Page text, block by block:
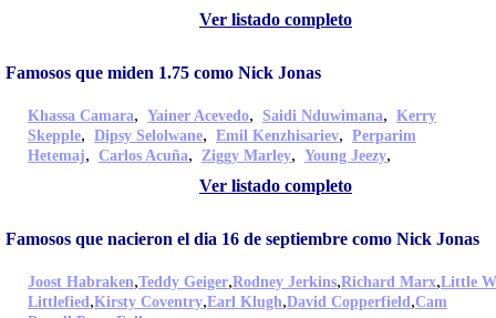
Ver listado completo
Famosos que miden 1.75 como Nick Jonas
Khassa Camara, Yainer Acevedo, Saidi Nduwimana, Kerry
Skepple, Dipsy Selolwane, Emil Kenzhisariev, Perparim
Hetemaj, Carlos Acuña, Ziggy Marley, Young Jeezy,
Ver listado completo
Famosos que nacieron el dia 16 de septiembre como Nick Jonas
Joost Habraken,Teddy Geiger,Rodney Jerkins,Richard Marx,Little
Littlefied,Kirsty Coventry,Earl Klugh,David Copperfield,Cam